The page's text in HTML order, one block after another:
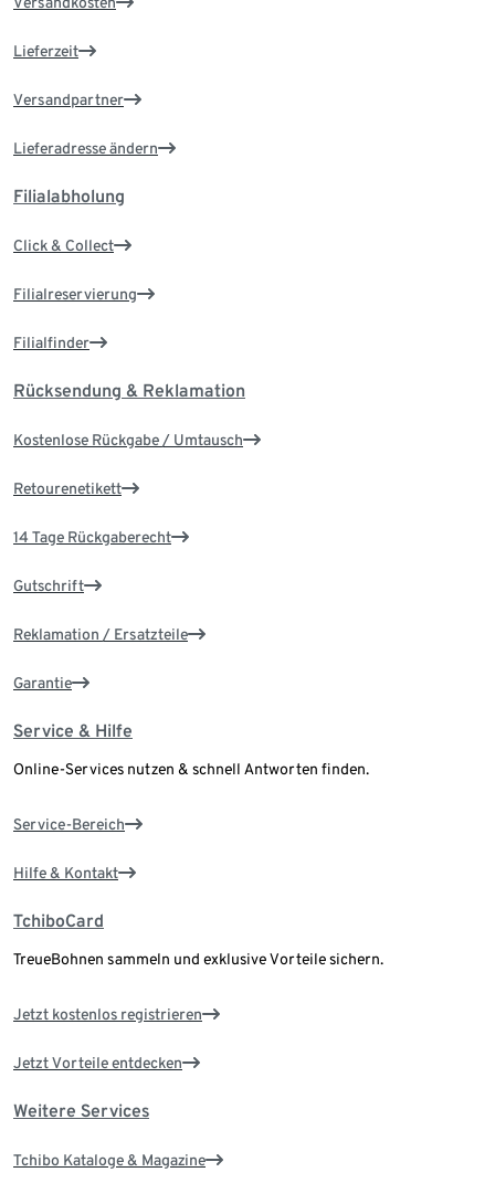
Lieferzeit
Versandpartner
Lieferadresse ändern
Filialabholung
Click & Collect
Filialreservierung
Filialfinder
Rücksendung & Reklamation
Kostenlose Rückgabe / Umtausch
Retourenetikett
14 Tage Rückgaberecht
Gutschrift
Reklamation / Ersatzteile
Garantie
Service & Hilfe
Online-Services nutzen & schnell Antworten finden.
Service-Bereich
Hilfe & Kontakt
TchiboCard
TreueBohnen sammeln und exklusive Vorteile sichern.
Jetzt kostenlos registrieren
Jetzt Vorteile entdecken
Weitere Services
Tchibo Kataloge & Magazine